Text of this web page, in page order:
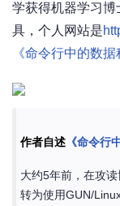
学获得机器学习博
具，个人网站是
《命令行中的数据
作者自述 《命令行
大约5年前，在攻
转为使用GUN/